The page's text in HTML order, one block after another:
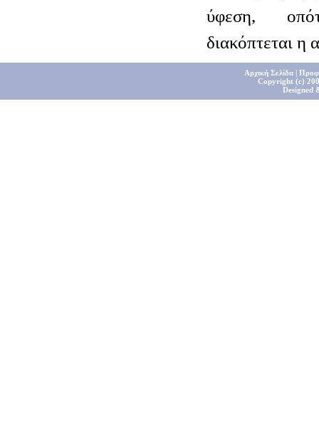
ύφεση,
διακόπτεται η
Αρχική Σελίδα|
Copyright (c)
Designed